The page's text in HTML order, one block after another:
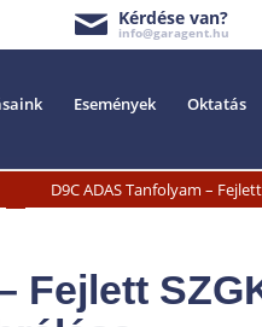
Kérdése van?
info@garagent.hu
Események Oktatás
D9C ADAS Tanfolyam –
Fejlett